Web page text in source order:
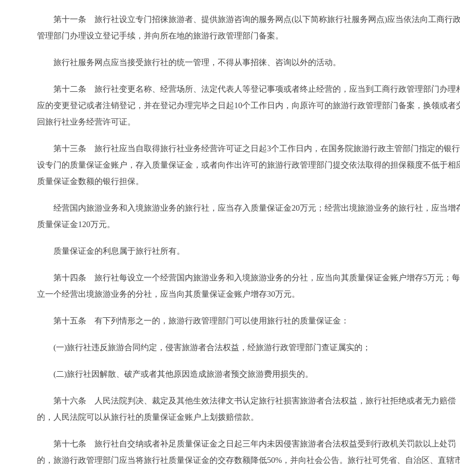
第十一条 旅行社设立专门招徕旅游者、提供旅游咨询的服务网点(以下简称旅行社服务网点)应当依法向工商行
管理部门办理设立登记手续，并向所在地的旅游行政管理部门备案。
旅行社服务网点应当接受旅行社的统一管理，不得从事招徕、咨询以外的活动。
第十二条 旅行社变更名称、经营场所、法定代表人等登记事项或者终止经营的，应当到工商行政管理部门办理
应的变更登记或者注销登记，并在登记办理完毕之日起10个工作日内，向原许可的旅游行政管理部门备案，换领或者
回旅行社业务经营许可证。
第十三条 旅行社应当自取得旅行社业务经营许可证之日起3个工作日内，在国务院旅游行政主管部门指定的银
设专门的质量保证金账户，存入质量保证金，或者向作出许可的旅游行政管理部门提交依法取得的担保额度不低于相
质量保证金数额的银行担保。
经营国内旅游业务和入境旅游业务的旅行社，应当存入质量保证金20万元；经营出境旅游业务的旅行社，应当增
质量保证金120万元。
质量保证金的利息属于旅行社所有。
第十四条 旅行社每设立一个经营国内旅游业务和入境旅游业务的分社，应当向其质量保证金账户增存5万元；
立一个经营出境旅游业务的分社，应当向其质量保证金账户增存30万元。
第十五条 有下列情形之一的，旅游行政管理部门可以使用旅行社的质量保证金：
(一)旅行社违反旅游合同约定，侵害旅游者合法权益，经旅游行政管理部门查证属实的；
(二)旅行社因解散、破产或者其他原因造成旅游者预交旅游费用损失的。
第十六条 人民法院判决、裁定及其他生效法律文书认定旅行社损害旅游者合法权益，旅行社拒绝或者无力赔偿
的，人民法院可以从旅行社的质量保证金账户上划拨赔偿款。
第十七条 旅行社自交纳或者补足质量保证金之日起三年内未因侵害旅游者合法权益受到行政机关罚款以上处罚
的，旅游行政管理部门应当将旅行社质量保证金的交存数额降低50%，并向社会公告。旅行社可凭省、自治区、直辖